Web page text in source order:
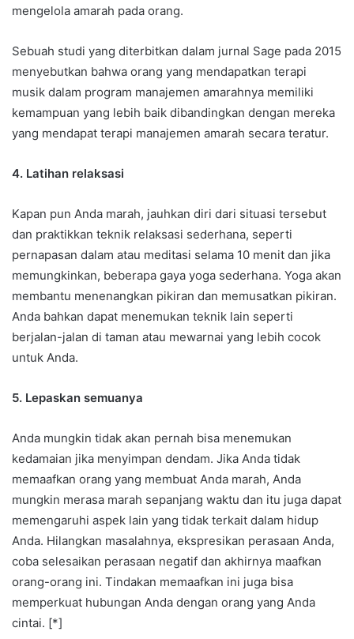
mengelola amarah pada orang.
Sebuah studi yang diterbitkan dalam jurnal Sage pada 2015
menyebutkan bahwa orang yang mendapatkan terapi
musik dalam program manajemen amarahnya memiliki
kemampuan yang lebih baik dibandingkan dengan mereka
yang mendapat terapi manajemen amarah secara teratur.
4. Latihan relaksasi
Kapan pun Anda marah, jauhkan diri dari situasi tersebut
dan praktikkan teknik relaksasi sederhana, seperti
pernapasan dalam atau meditasi selama 10 menit dan jika
memungkinkan, beberapa gaya yoga sederhana. Yoga akan
membantu menenangkan pikiran dan memusatkan pikiran.
Anda bahkan dapat menemukan teknik lain seperti
berjalan-jalan di taman atau mewarnai yang lebih cocok
untuk Anda.
5. Lepaskan semuanya
Anda mungkin tidak akan pernah bisa menemukan
kedamaian jika menyimpan dendam. Jika Anda tidak
memaafkan orang yang membuat Anda marah, Anda
mungkin merasa marah sepanjang waktu dan itu juga dapat
memengaruhi aspek lain yang tidak terkait dalam hidup
Anda. Hilangkan masalahnya, ekspresikan perasaan Anda,
coba selesaikan perasaan negatif dan akhirnya maafkan
orang-orang ini. Tindakan memaafkan ini juga bisa
memperkuat hubungan Anda dengan orang yang Anda
cintai. [*]